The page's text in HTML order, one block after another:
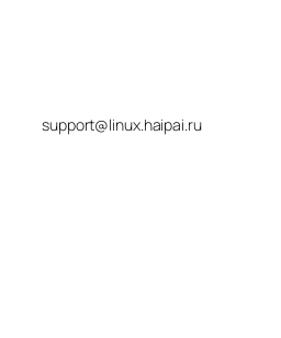
support@linux.haipai.ru